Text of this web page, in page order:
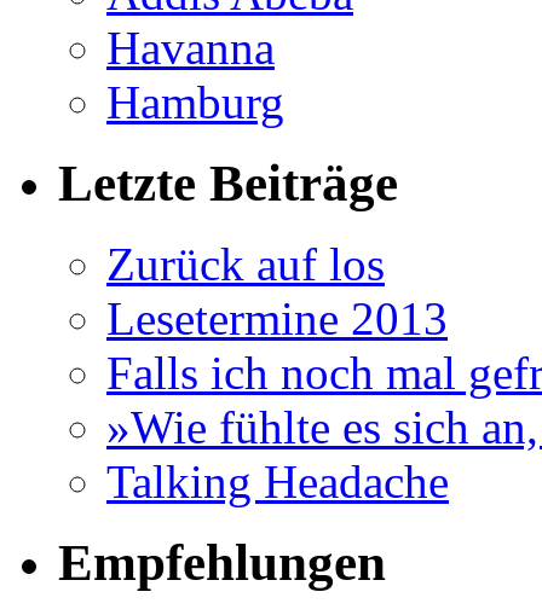
Havanna
Hamburg
Letzte Beiträge
Zurück auf los
Lesetermine 2013
Falls ich noch mal
»Wie fühlte es sich
Talking Headache
Empfehlungen